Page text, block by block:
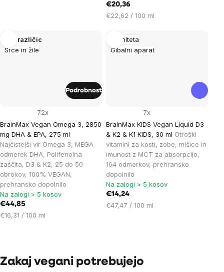
€20,36
Cena
enoto:
€22,62 / 100 ml
Srce in žile
Več različic
BrainMax Vegan Omega 3, 2850
mg DHA & EPA, 275 ml
Najčistejši vir Omega 3, MEGA
odmerek DHA, Polifenolna
zaščita, D3 & K2, 25 do 50
obrokov, 100% VEGAN,
prehransko dopolnilo
72x
Na zalogi > 5 kosov
€44,85
Cena
€16,31 / 100 ml
Podrobnost
Imuniteta
Gibalni aparat
BrainMax KIDS Vegan Liquid D3
& K2 & K1 KIDS, 30 ml Otroški
vitamini za kosti, zobe, mišice in
imunost z MCT za absorpcijo,
164 odmerkov, prehransko
dopolnilo
7x
Na zalogi > 5 kosov
€14,24
Cena
€47,47 / 100 ml
controls
Zakaj vegani potrebujejo